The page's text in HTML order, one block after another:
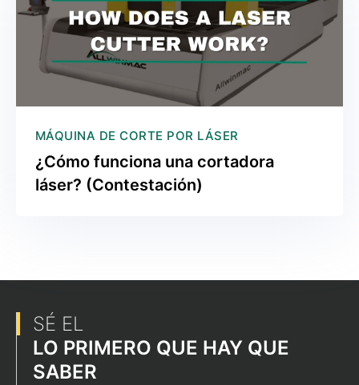
MÁQUINA DE CORTE POR LÁSER
¿Cómo funciona una cortadora
láser? (Contestación)
SÉ EL
LO PRIMERO QUE HAY QUE
SABER